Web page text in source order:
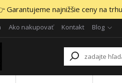
Garantujeme najnižšie ceny na
Ako nakupovať Kontakt Blog